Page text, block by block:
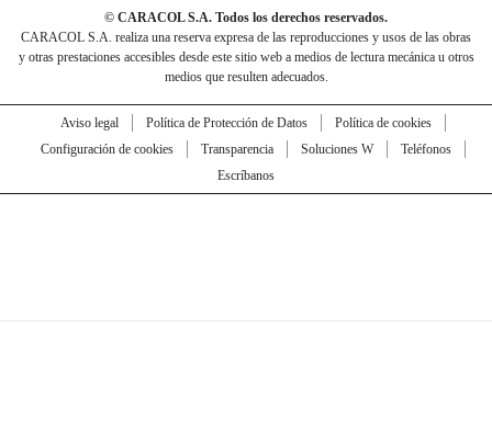
© CARACOL S.A. Todos los derechos reservados.
CARACOL S.A. realiza una reserva expresa de las reproducciones y usos de las obras
y otras prestaciones accesibles desde este sitio web a medios de lectura mecánica u otros
medios que resulten adecuados.
Aviso legal Política de Protección de Datos
Política de cookies
Configuración de cookies
Transparencia Soluciones W
Teléfonos
Escríbanos